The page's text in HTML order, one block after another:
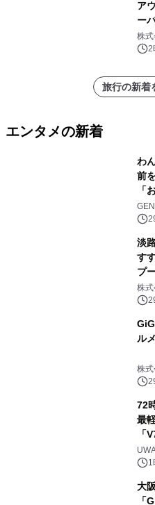
ア
ー
う
株
2
旅行の新着
エンタメの新着
わ
前
「
(土)
淡
す
プ
日1
森
株
ル
株
72
最
「
1
大
「